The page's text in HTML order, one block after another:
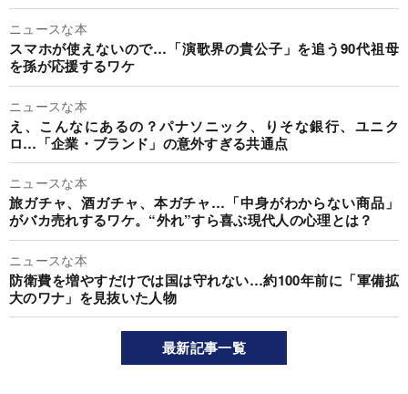
ニュースな本
スマホが使えないので…「演歌界の貴公子」を追う90代祖母
を孫が応援するワケ
ニュースな本
え、こんなにあるの？パナソニック、りそな銀行、ユニク
ロ…「企業・ブランド」の意外すぎる共通点
ニュースな本
旅ガチャ、酒ガチャ、本ガチャ…「中身がわからない商品」
がバカ売れするワケ。“外れ”すら喜ぶ現代人の心理とは？
ニュースな本
防衛費を増やすだけでは国は守れない…約100年前に「軍備拡
大のワナ」を見抜いた人物
最新記事一覧